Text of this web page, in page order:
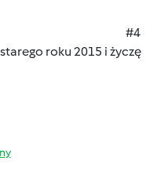
#4
roku 2015 i życzę